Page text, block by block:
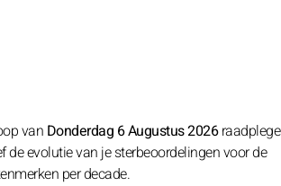
van Donderdag 6 Augustus 2026
evolutie van je sterbeoordelingen voor de
per decade.